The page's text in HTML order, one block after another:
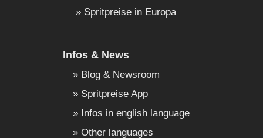
Spritpreise in Europa
Infos & News
Blog & Newsroom
Spritpreise App
Infos in english language
Other languages